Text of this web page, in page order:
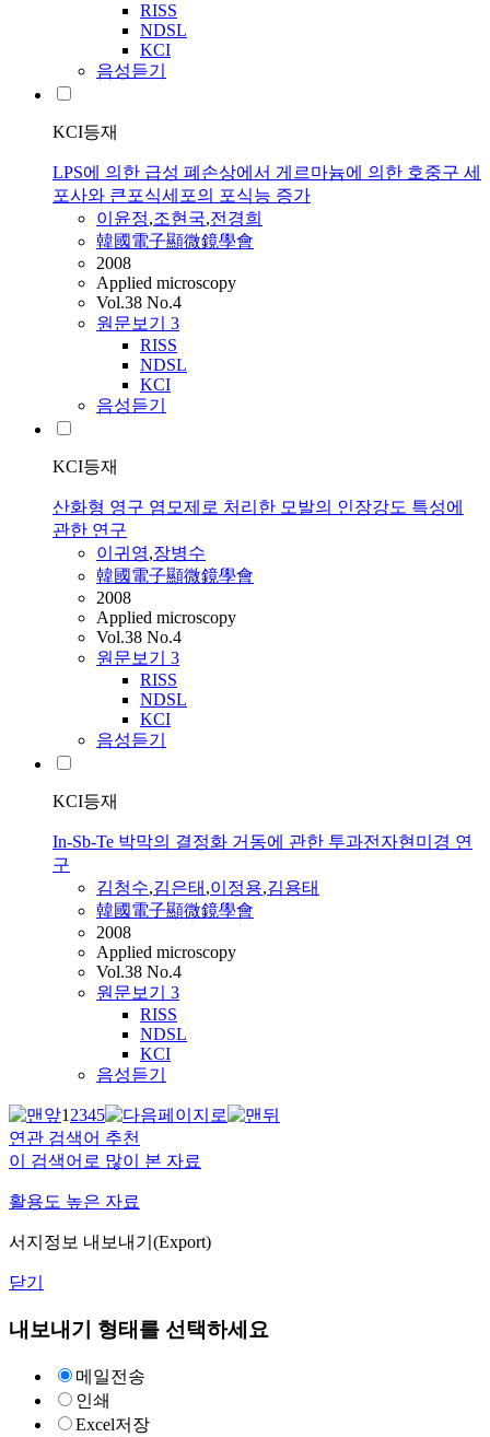
RISS
NDSL
KCI
음성듣기
KCI등재
LPS에 의한 급성 폐손상에서 게르마늄에 의한 호중구 세
포사와 큰포식세포의 포식능 증가
이윤정,조현국,전경희
韓國電子顯微鏡學會
2008
Applied microscopy
Vol.38 No.4
원문보기 3
RISS
NDSL
KCI
음성듣기
KCI등재
산화형 영구 염모제로 처리한 모발의 인장강도 특성에
관한 연구
이귀영,장병수
韓國電子顯微鏡學會
2008
Applied microscopy
Vol.38 No.4
원문보기 3
RISS
NDSL
KCI
음성듣기
KCI등재
In-Sb-Te 박막의 결정화 거동에 관한 투과전자현미경 연
구
김청수,김은태 ,이정용,김용태
韓國電子顯微鏡學會
2008
Applied microscopy
Vol.38 No.4
원문보기 3
RISS
NDSL
KCI
음성듣기
12345
연관 검색어 추천
이 검색어로 많이 본 자료
활용도 높은 자료
서지정보 내보내기(Export)
닫기
내보내기 형태를 선택하세요
메일전송
인쇄
Excel저장